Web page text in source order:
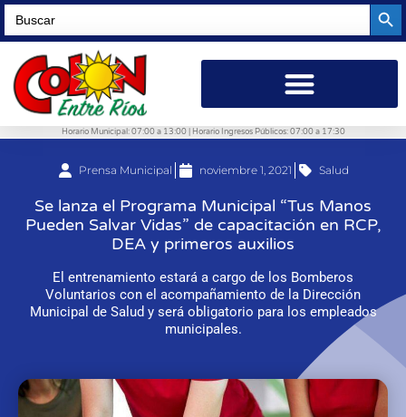
Search
for:
Horario Municipal: 07:00 a 13:00 | Horario Ingresos Públicos: 07:00 a 17:30
Prensa Municipal noviembre 1, 2021 Salud
Se lanza el Programa Municipal “Tus Manos
Pueden Salvar Vidas” de capacitación en RCP,
DEA y primeros auxilios
El entrenamiento estará a cargo de los Bomberos
Voluntarios con el acompañamiento de la Dirección
Municipal de Salud y será obligatorio para los empleados
municipales.